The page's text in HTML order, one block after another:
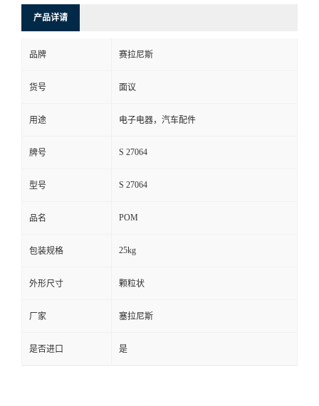
产品详请
品牌 赛拉尼斯
货号 面议
用途 电子电器，汽车配件
牌号 S 27064
型号 S 27064
品名 POM
包装规格 25kg
外形尺寸 颗粒状
厂家 塞拉尼斯
是否进口 是